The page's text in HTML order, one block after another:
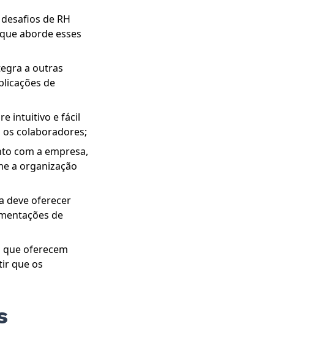
de RH
aborde esses
a outras
de
intuitivo e fácil
colaboradores;
com a empresa,
a organização
deve oferecer
de
oferecem
que os